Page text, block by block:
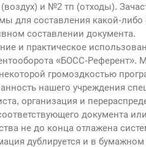
и №2 тп (отходы).
для составления какой-либо
составлении документа.
и практическое
«БОСС-Референт».
громоздкостью
нашего учреждения
организация и
документа
не до конца отлажена
дублируется и в